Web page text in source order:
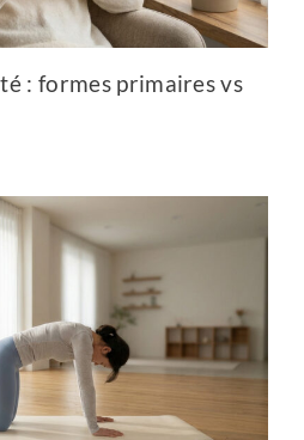
: formes primaires vs